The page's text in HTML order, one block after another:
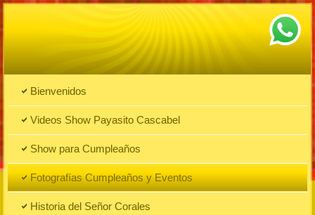
Bienvenidos
Videos Show Payasito Cascabel
Show para Cumpleaños
Fotografías Cumpleaños y Eventos
Historia del Señor Corales